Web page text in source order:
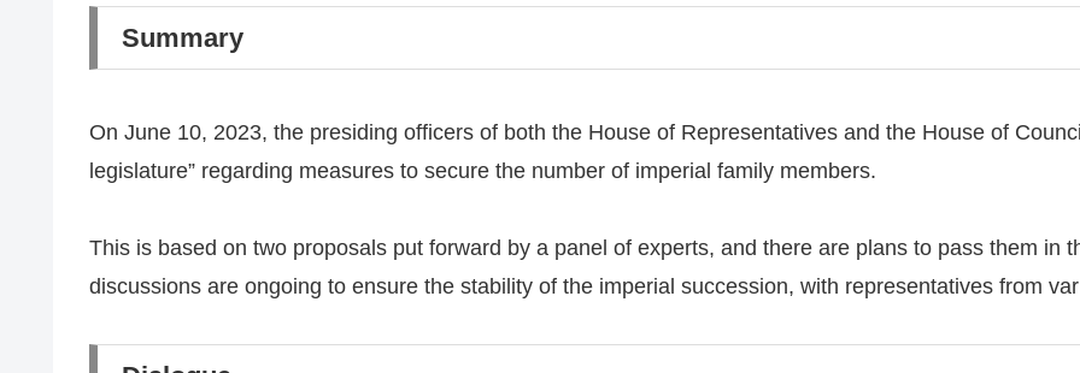
Summary
On June 10, 2023, the presiding officers of both the House of Representatives and the House of
legislature” regarding measures to secure the number of imperial family members.
This is based on two proposals put forward by a panel of experts, and there are plans to pass them in
discussions are ongoing to ensure the stability of the imperial succession, with representatives from